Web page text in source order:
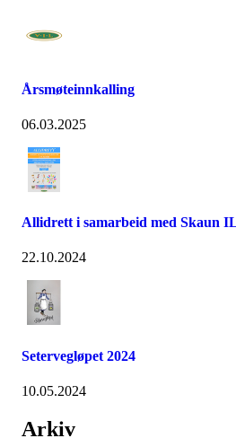
Årsmøteinnkalling
06.03.2025
Allidrett i samarbeid med Skaun
22.10.2024
Setervegløpet 2024
10.05.2024
Arkiv